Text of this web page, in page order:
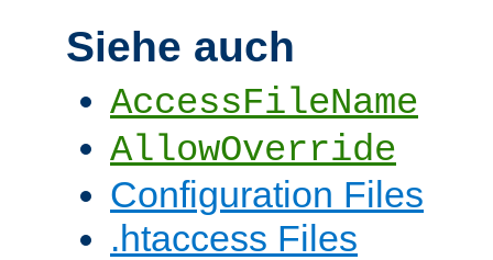
Siehe auch
AccessFileName
AllowOverride
Configuration Files
.htaccess Files